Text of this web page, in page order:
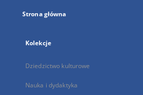
Strona główna
Kolekcje
Dziedzictwo kulturowe
Nauka i dydaktyka